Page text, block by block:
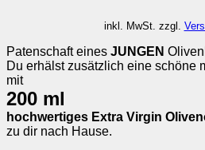
inkl. MwSt. zzgl.
Patenschaft eines JUNGEN
Du erhälst zusätzlich eine schöne
mit
200 ml
hochwertiges Extra Virgin
zu dir nach Hause.